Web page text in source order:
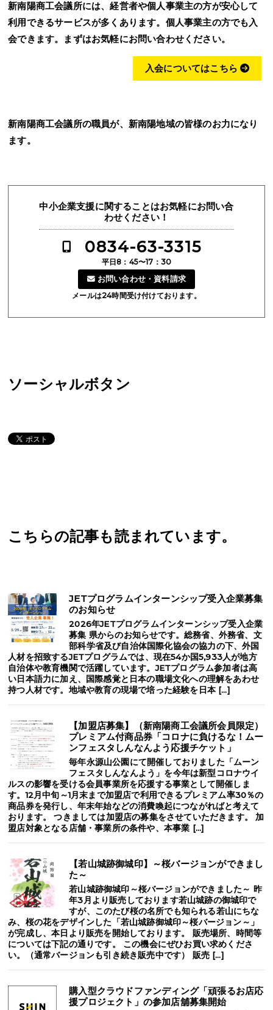
新南陽商工会議所には、経営者や個人事業主の方が安心して
利用できるサービスが多くあります。個人事業主の方でも入
会できます。まずはお気軽にお問い合わせください。
入会についてはこちら
新南陽商工会議所の職員が、新南陽地域の皆様のお力になり
ます。
中小企業支援に関することはお気軽にお問い合
わせください！
0834-63-3315
平日8：45〜17：30
お問い合わせ・資料請求
メールは24時間受け付けております。
ソーシャルボタン
こちらの記事も読まれています。
JETプログラムインターンシップ受入企業募集
のお知らせ
2026年JETプログラムインターンシップ受入企業
募集 県からのお知らせです。総務省、外務省、文
部科学省及び自治体国際化協会の協力の下、外国
人材を招致するJETプログラムでは、現在54か国5,933人が地方
自治体や教育機関で活躍しています。JETプログラム参加者は高
い日本語力に加え、国際感覚と日本の職場文化への理解をあわせ
持つ人材です。地域や教育の現場で培った経験を日本 […]
【加盟店募集】（新南陽商工会議所会員限定）
プレミアム付商品券「コロナに負けるな！ムー
ンフェスタしんなんよう応援チケット」
毎年永源山公園にて開催しておりました「ムーン
フェスタしんなんよう」を今年は新型コロナウイ
ルスの影響を受ける会員事業所を応援する事業として開催しま
す。12月中旬～1月末まで加盟店で利用できるプレミアム率30％の
商品券を発行し、年末年始などの消費喚起につながればと考えて
おります。 つきましては加盟店の募集をさせていただきます。 加
盟店対象となる店舗・事業所の条件や、本事業 […]
【若山城跡御城印】～桜バージョンができまし
た～
若山城跡御城印～桜バージョンができました～ 昨
年3月より販売しております若山城跡の御城印で
すが、このたび桜の名所でも知られる若山にちな
み、桜の花をデザインした「若山城跡御城印～桜バージョン～」
が完成し、本日より販売を開始しております。 販売場所、時間等
については下記の通りです。 この機会にぜひお買い求めくださ
い。（通常バージョンも引き続き販売中です） 販売 […]
購入型クラウドファンディング「頑張るお店応
援プロジェクト」の参加店舖募集開始